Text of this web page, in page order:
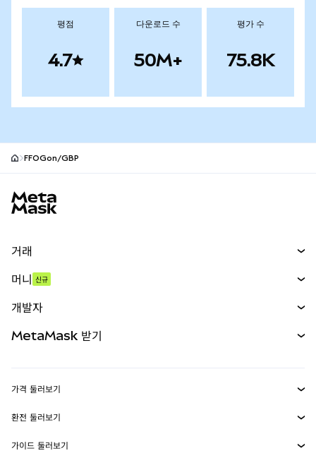
평점
4.7
다운로드 수
50M+
평가 수
75.8K
FFOGon/GBP
거래
무기한 선물
실물자산
머니 신규
개발자
MetaMask Connect
Snaps
MetaMask 받기
보안
가격 둘러보기
이더리움 가격
솔라나 가격
환전 둘러보기
ETH를 USD로 환전
가이드 둘러보기